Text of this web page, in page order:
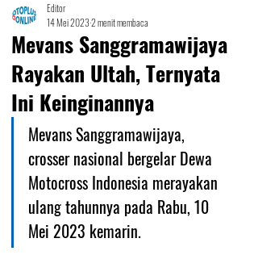
Mevans Sanggramawijaya
Rayakan Ultah, Ternyata
Ini Keinginannya
Editor
14 Mei 20232 menit membaca
Mevans Sanggramawijaya,
crosser nasional bergelar Dewa
Motocross Indonesia merayakan
ulang tahunnya pada Rabu, 10
Mei 2023 kemarin.